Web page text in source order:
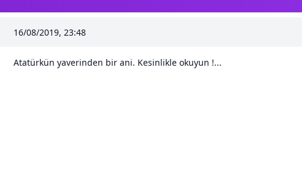
16/08/2019, 23:48
Atatürkün yaverinden bir ani. Kesinlikle okuyun !...